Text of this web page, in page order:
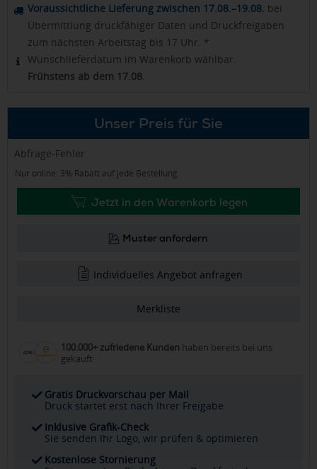
Voraussichtliche Lieferung zwischen 17.08.–19.08. bei
Übermittlung druckfähiger Daten und Druckfreigaben
zum nächsten Arbeitstag bis 17 Uhr. *
Wunschlieferdatum im Warenkorb wählbar.
Frühstens ab dem 17.08.
Unser Preis für Sie
Abfrage-Fehler
Nur online: 3% Rabatt auf jede Bestellung
Jetzt in den Warenkorb legen
Muster anfordern
Individuelles Angebot anfragen
Merkliste
100.000+ zufriedene Kunden haben bereits bei uns
gekauft
Gratis Druckvorschau per Mail
Druck startet erst nach Ihrer Freigabe
Inklusive Grafik-Check
Sie senden Ihr Logo, wir prüfen & optimieren
Kostenlose Stornierung